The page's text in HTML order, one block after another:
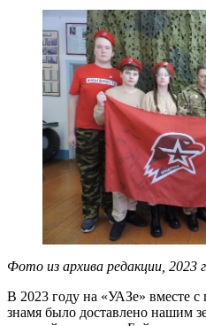
Фото из архива редакции, 2023
В 2023 году на «УАЗе» вместе
знамя было доставлено нашим